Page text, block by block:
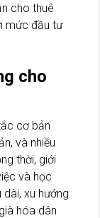
cho thuê
mức đầu tư
cho
cơ bản
và nhiều
thời, giới
và học
xu hướng
hóa dân